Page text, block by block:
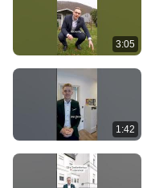
3:05
1:42